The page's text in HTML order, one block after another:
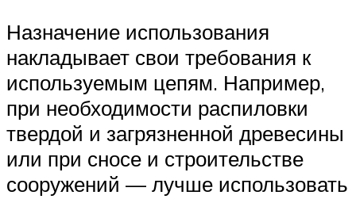
Назначение использования
накладывает свои требования к
используемым цепям. Например,
при необходимости распиловки
твердой и загрязненной древесины
или при сносе и строительстве
сооружений — лучше использовать